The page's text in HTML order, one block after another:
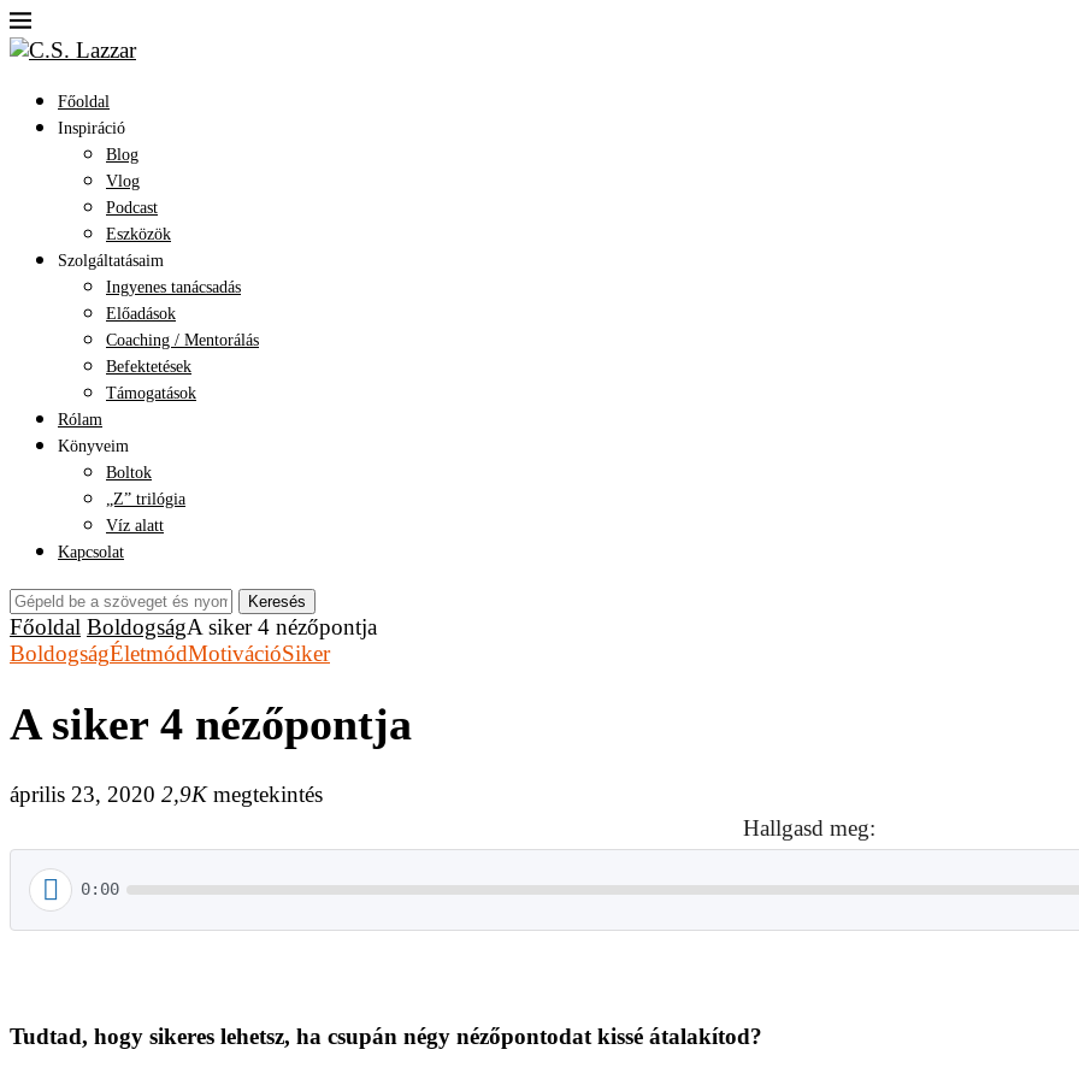
Főoldal
Inspiráció
Blog
Vlog
Podcast
Eszközök
Szolgáltatásaim
Ingyenes tanácsadás
Előadások
Coaching / Mentorálás
Befektetések
Támogatások
Rólam
Könyveim
Boltok
„Z” trilógia
Víz alatt
Kapcsolat
Keresés
Főoldal BoldogságA siker 4 nézőpontja
BoldogságÉletmódMotivációSiker
A siker 4 nézőpontja
április 23, 2020 2,9Kmegtekintés
Hallgasd meg:
0:00
Tudtad, hogy sikeres lehetsz, ha csupán négy nézőpontodat kissé átalakítod?